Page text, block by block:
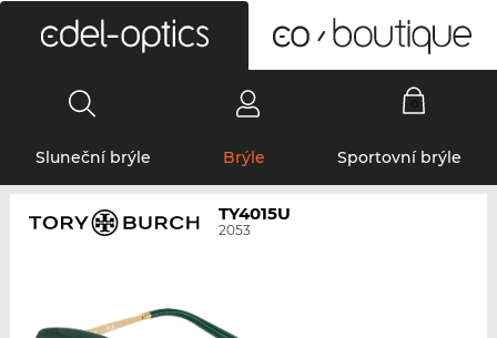
Sluneční brýle Brýle Sportovní brýle
TY4015U
2053